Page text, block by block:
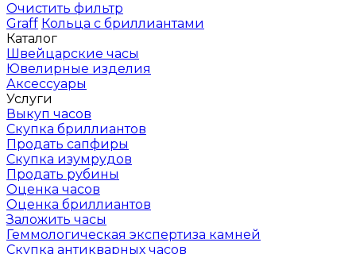
Очистить фильтр
Graff Кольца с бриллиантами
Каталог
Швейцарские часы
Ювелирные изделия
Аксессуары
Услуги
Выкуп часов
Скупка бриллиантов
Продать сапфиры
Скупка изумрудов
Продать рубины
Оценка часов
Оценка бриллиантов
Заложить часы
Геммологическая экспертиза камней
Скупка антикварных часов